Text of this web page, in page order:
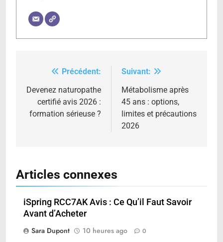
Navigation
de
l’article
Précédent:
Devenez naturopathe
certifié avis 2026 :
formation sérieuse ?
Suivant:
Métabolisme après
45 ans : options,
limites et précautions
2026
Articles connexes
iSpring RCC7AK Avis : Ce Qu’il Faut Savoir
Avant d’Acheter
Sara Dupont
10 heures ago 0